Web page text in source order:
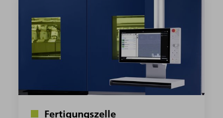
Fertigungszelle